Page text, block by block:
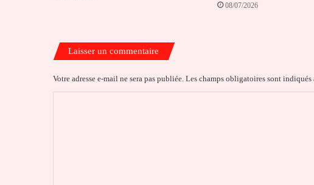
08/07/2026
Laisser un commentaire
Votre adresse e-mail ne sera pas publiée. Les champs obligatoires sont indiqués